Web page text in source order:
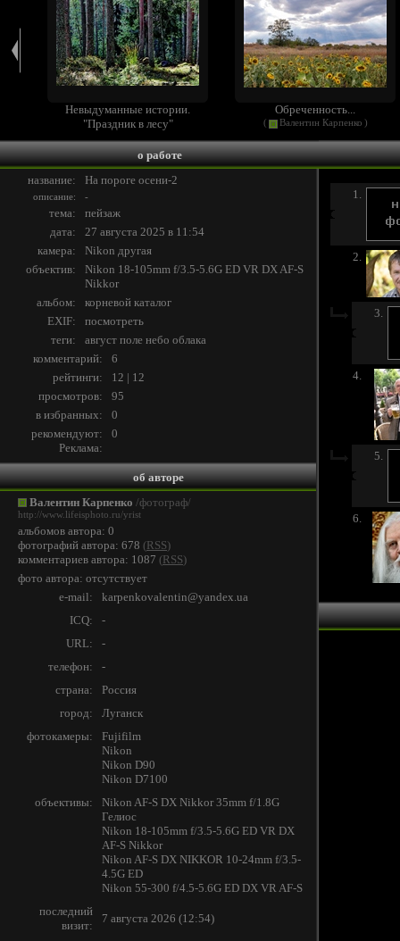
Невыдуманные истории.
"Праздник в лесу"
Обреченность...
( Валентин Карпенко )
о работе
название:
На пороге осени-2
описание: -
тема:
пейзаж
дата:
27 августа 2025 в 11:54
камера:
Nikon другая
объектив:
Nikon 18-105mm f/3.5-5.6G ED VR DX AF-S
Nikkor
альбом:
корневой каталог
EXIF:
посмотреть
теги:
август поле небо облака
комментарий:
6
рейтинги:
12 | 12
просмотров:
95
в избранных:
0
рекомендуют:
0
Реклама:
об авторе
Валентин Карпенко /фотограф/
http://www.lifeisphoto.ru/yrist
альбомов автора: 0
фотографий автора: 678 (RSS)
комментариев автора: 1087 (RSS)
фото автора: отсутствует
e-mail:
karpenkovalentin@yandex.ua
ICQ:
-
URL:
-
телефон:
-
страна:
Россия
город:
Луганск
фотокамеры:
Fujifilm
Nikon
Nikon D90
Nikon D7100
объективы:
Nikon AF-S DX Nikkor 35mm f/1.8G
Гелиос
Nikon 18-105mm f/3.5-5.6G ED VR DX
AF-S Nikkor
Nikon AF-S DX NIKKOR 10-24mm f/3.5-
4.5G ED
Nikon 55-300 f/4.5-5.6G ED DX VR AF-S
последний
визит:
7 августа 2026 (12:54)
1.
2.
3.
4.
5.
6.